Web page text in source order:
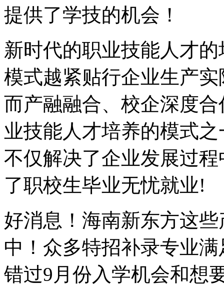
提供了学技的机会！
新时代的职业技能人才
模式越紧贴行企业生产
而产融融合、校企深度
业技能人才培养的模式
不仅解决了企业发展过
了职校生毕业无忧就业!
好消息！海南新东方这
中！众多特招补录专业
错过9月份入学机会和想